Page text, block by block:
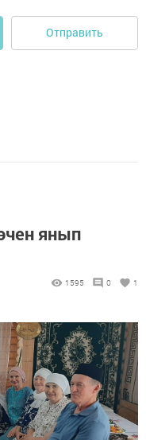
Отправить
янып
1595 0 1